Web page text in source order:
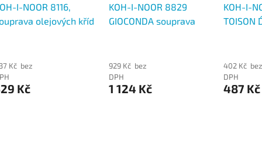
I-NOOR 8116,
olejových kříd
Kč bez
Kč
KOH-I-NOOR 8829
GIOCONDA souprava
929 Kč bez
DPH
1 124 Kč
KOH-I-
TOISON
402 Kč bez
DPH
487 Kč